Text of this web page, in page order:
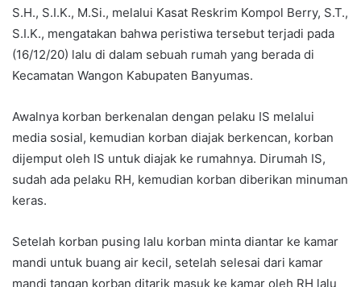
S.H., S.I.K., M.Si., melalui Kasat Reskrim Kompol Berry, S.T.,
S.I.K., mengatakan bahwa peristiwa tersebut terjadi pada
(16/12/20) lalu di dalam sebuah rumah yang berada di
Kecamatan Wangon Kabupaten Banyumas.
Awalnya korban berkenalan dengan pelaku IS melalui
media sosial, kemudian korban diajak berkencan, korban
dijemput oleh IS untuk diajak ke rumahnya. Dirumah IS,
sudah ada pelaku RH, kemudian korban diberikan minuman
keras.
Setelah korban pusing lalu korban minta diantar ke kamar
mandi untuk buang air kecil, setelah selesai dari kamar
mandi tangan korban ditarik masuk ke kamar oleh RH lalu